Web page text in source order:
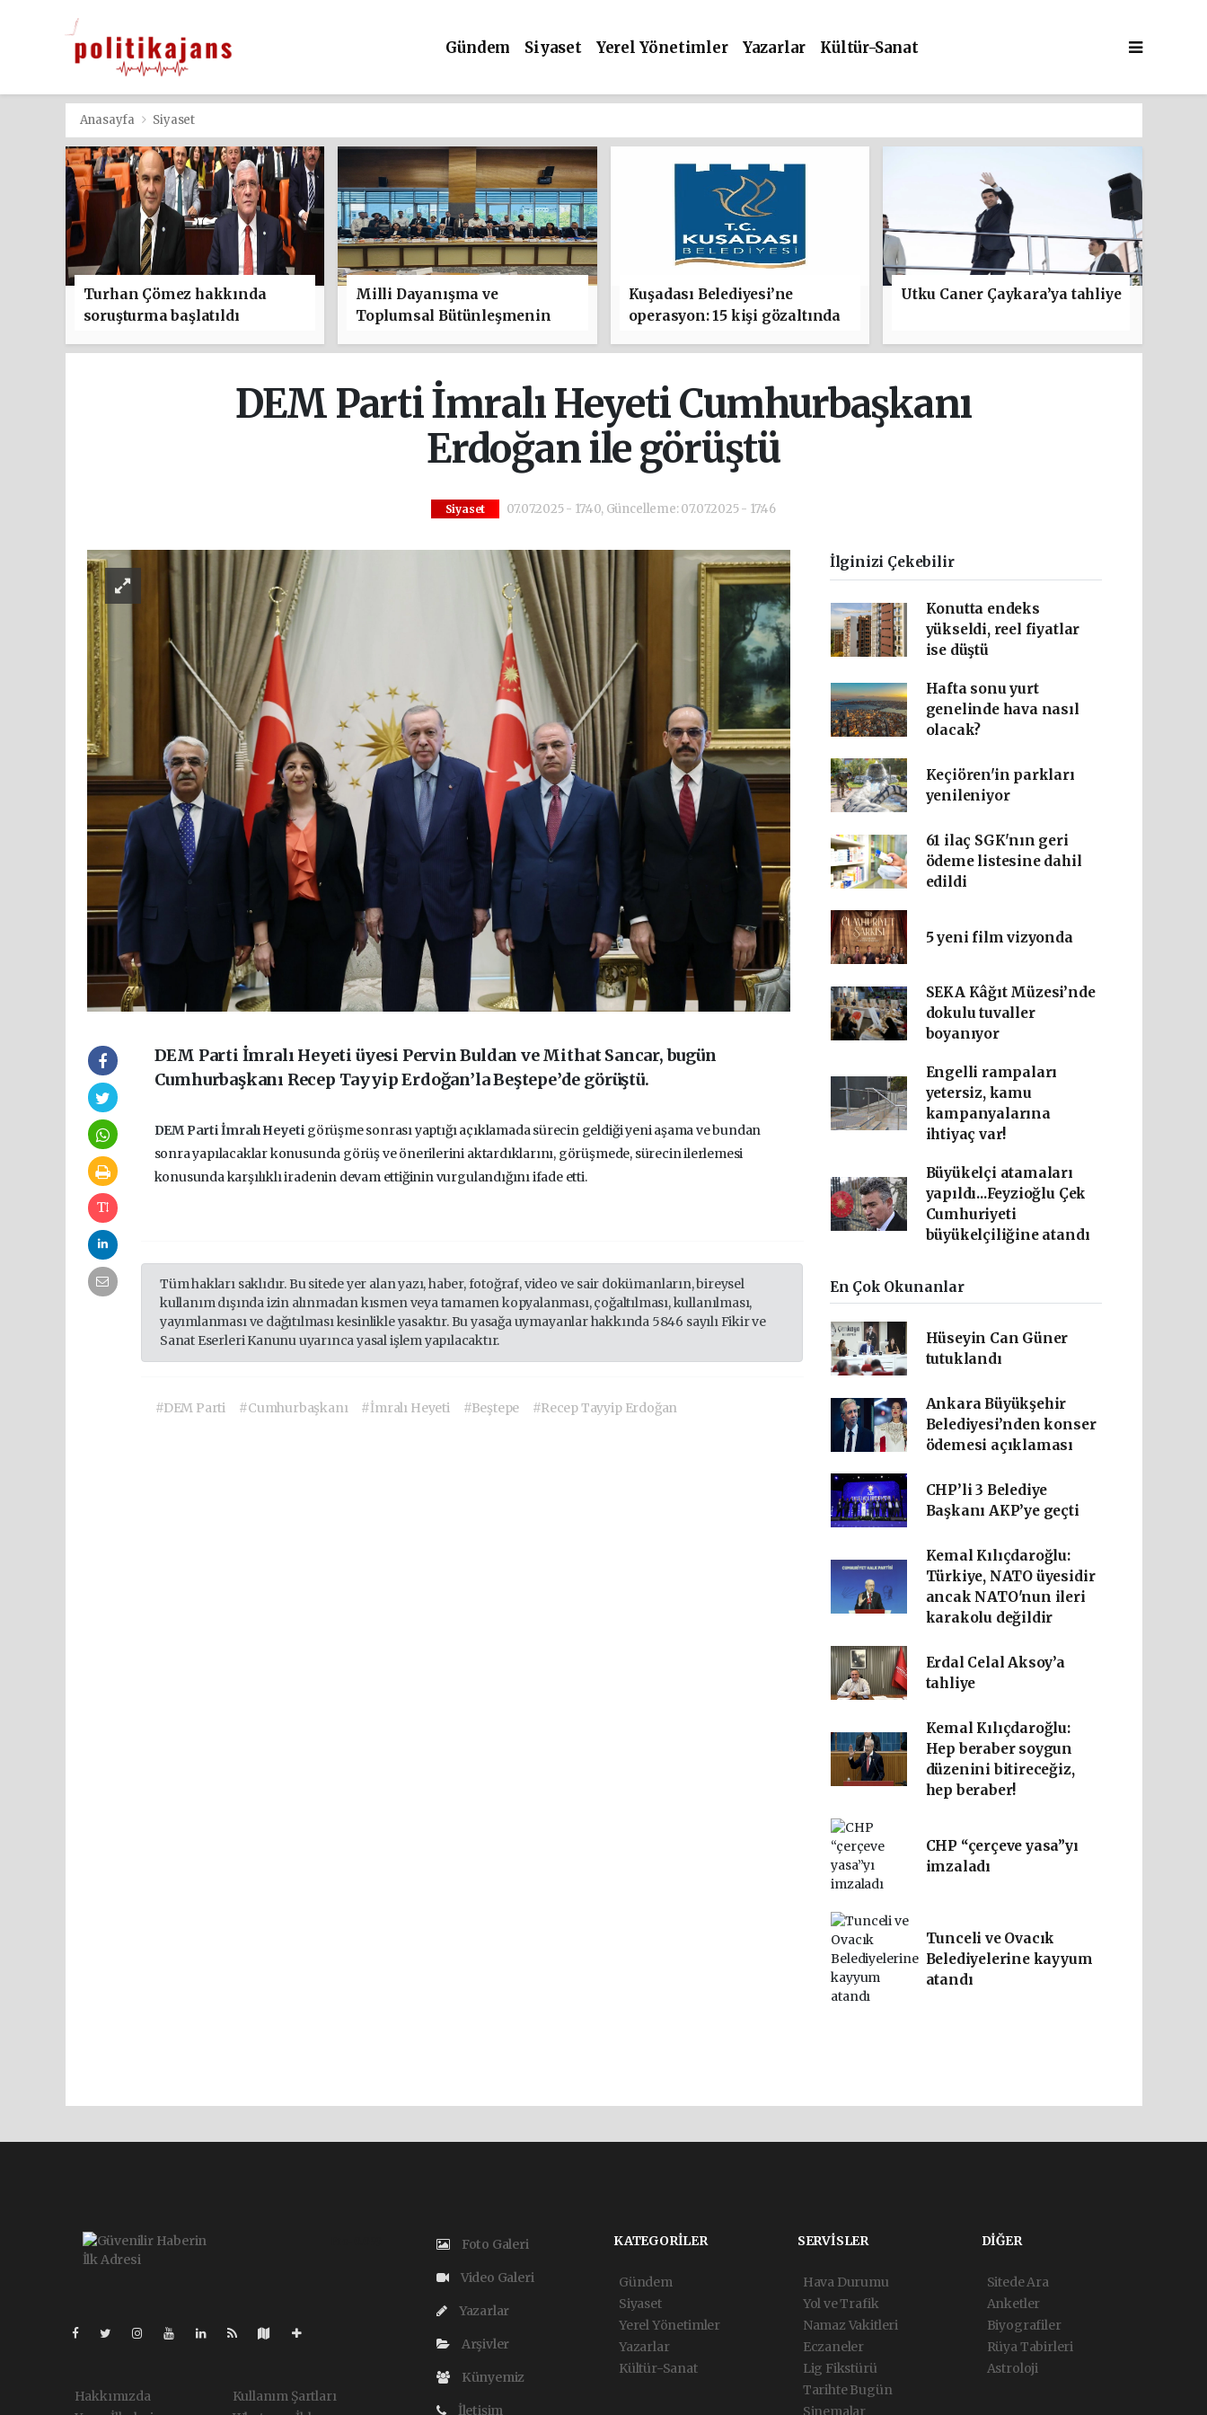
Gündem Siyaset Yerel Yönetimler Yazarlar Kültür-Sanat
Anasayfa Siyaset
Turhan Çömez hakkında
soruşturma başlatıldı
Milli Dayanışma ve
Toplumsal Bütünleşmenin
Kanun Teklifi kabul edildi
Kuşadası Belediyesi’ne
operasyon: 15 kişi gözaltında
Utku Caner Çaykara’ya tahliye
DEM Parti İmralı Heyeti Cumhurbaşkanı
Erdoğan ile görüştü
Siyaset 07.07.2025 - 17:40, Güncelleme: 07.07.2025 - 17:46
DEM Parti İmralı Heyeti üyesi Pervin Buldan ve Mithat Sancar, bugün
Cumhurbaşkanı Recep Tayyip Erdoğan’la Beştepe’de görüştü.
DEM Partiİmralı Heyeti görüşme sonrası yaptığı açıklamada sürecin geldiği yeni aşama ve bundan
sonra yapılacaklar konusunda görüş ve önerilerini aktardıklarını, görüşmede, sürecin ilerlemesi
konusunda karşılıklı iradenin devam ettiğinin vurgulandığını ifade etti.
Tüm hakları saklıdır. Bu sitede yer alan yazı, haber, fotoğraf, video ve sair dokümanların, bireysel
kullanım dışında izin alınmadan kısmen veya tamamen kopyalanması, çoğaltılması, kullanılması,
yayımlanması ve dağıtılması kesinlikle yasaktır. Bu yasağa uymayanlar hakkında 5846 sayılı Fikir ve
Sanat Eserleri Kanunu uyarınca yasal işlem yapılacaktır.
#DEM Parti #Cumhurbaşkanı #İmralı Heyeti #Beştepe #Recep Tayyip Erdoğan
İlginizi Çekebilir
Konutta endeks
yükseldi, reel fiyatlar
ise düştü
Hafta sonu yurt
genelinde hava nasıl
olacak?
Keçiören'in parkları
yenileniyor
61 ilaç SGK'nın geri
ödeme listesine dahil
edildi
5 yeni film vizyonda
SEKA Kâğıt Müzesi’nde
dokulu tuvaller
boyanıyor
Engelli rampaları
yetersiz, kamu
kampanyalarına
ihtiyaç var!
Büyükelçi atamaları
yapıldı...Feyzioğlu Çek
Cumhuriyeti
büyükelçiliğine atandı
En Çok Okunanlar
Hüseyin Can Güner
tutuklandı
Ankara Büyükşehir
Belediyesi’nden konser
ödemesi açıklaması
CHP’li 3 Belediye
Başkanı AKP’ye geçti
Kemal Kılıçdaroğlu:
Türkiye, NATO üyesidir
ancak NATO'nun ileri
karakolu değildir
Erdal Celal Aksoy’a
tahliye
Kemal Kılıçdaroğlu:
Hep beraber soygun
düzenini bitireceğiz,
hep beraber!
CHP “çerçeve yasa”yı
imzaladı
Tunceli ve Ovacık
Belediyelerine kayyum
atandı
Hakkımızda
Kullanım Şartları
Foto Galeri
Video Galeri
Yazarlar
Arşivler
Künyemiz
İletişim
KATEGORİLER
Gündem
Siyaset
Yerel Yönetimler
Yazarlar
Kültür-Sanat
SERVİSLER
Hava Durumu
Yol ve Trafik
Namaz Vakitleri
Eczaneler
Lig Fikstürü
Tarihte Bugün
Sinemalar
DİĞER
Sitede Ara
Anketler
Biyografiler
Rüya Tabirleri
Astroloji